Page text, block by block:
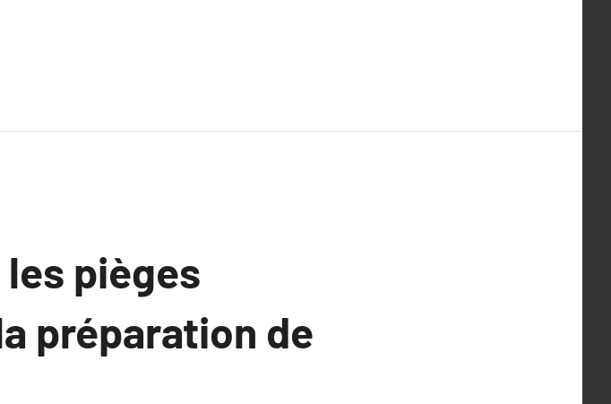
pièges
préparation de